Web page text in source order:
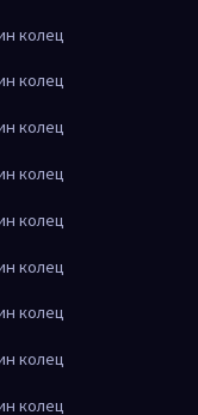
колец
колец
колец
колец
колец
колец
колец
колец
колец